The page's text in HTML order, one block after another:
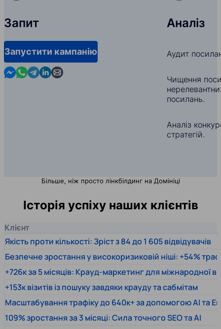
Запит
Запустити кампанію
Contact us in Messenger
Contact us in WhatsApp
Contact us in Telegram
Contact us in Linkedin
Contact us by email
Аналіз
Аудит
Чищення
посилань.
Аналіз
стратегій.
Більше, ніж просто лінкбілдинг на Домініці
Історія успіху наших клієнтів
Клієнт
Якість проти кількості: Зріст з 84 до 1 605 відвідувачів
Безпечне зростання у високоризиковій ніші: +54%
+726к за 5 місяців: Крауд-маркетинг для міжнародної
+153к візитів із пошуку завдяки крауду та сабмітам
Масштабування трафіку до 640к+ за допомогою AI та
109% зростання за 3 місяці: Сила точного SEO та AI